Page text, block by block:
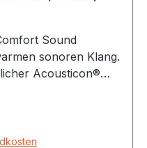
Sound
sonoren Klang.
Acousticon®
großartiges
Klangreisen und